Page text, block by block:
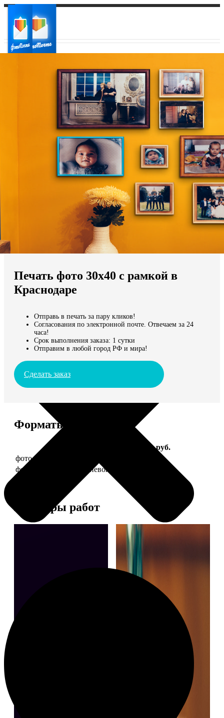
Ваш регион доставки
Выберите из списка:
Мы доставляем по всему миру
Продолжить без города
Печать фото 30х40 с рамкой в
Краснодаре
Отправь в печать за пару кликов!
Согласования по электронной почте. Отвечаем за 24
часа!
Срок выполнения заказа: 1 сутки
Отправим в любой город РФ и мира!
Сделать заказ
Форматы и цены
Цена, руб.
фото 30х40 в деревянной рамке
фото 30х40 в алюминиевой рамке
Примеры работ